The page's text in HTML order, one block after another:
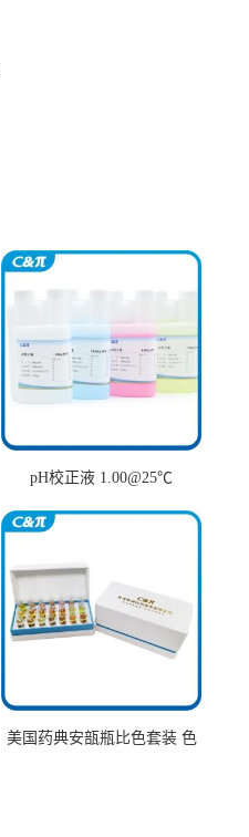
pH校正液 1.00@25℃
美国药典安瓿瓶比色套装 色